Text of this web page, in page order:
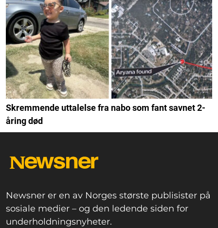
Skremmende uttalelse fra nabo som fant savnet 2-
åring død
Newsner er en av Norges største publisister på
sosiale medier – og den ledende siden for
underholdningsnyheter.